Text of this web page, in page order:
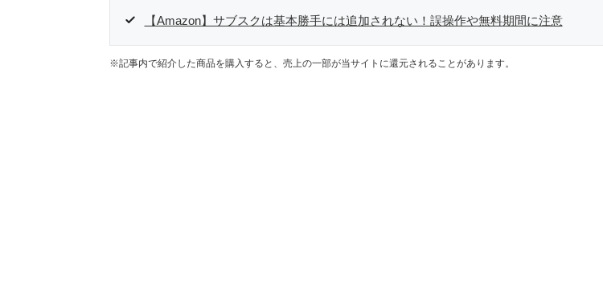
【Amazon】サブスクは基本勝手には追加されない！誤操作や無料期間に注意
※記事内で紹介した商品を購入すると、売上の一部が当サイトに還元されることがあります。